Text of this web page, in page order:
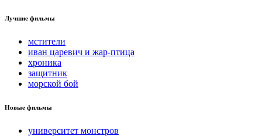
Лучшие фильмы
мстители
иван царевич и жар-птица
хроника
защитник
морской бой
Новые фильмы
университет монстров